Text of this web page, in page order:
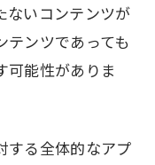
ないコンテンツが
テンツであっても
可能性がありま
する全体的なアプ